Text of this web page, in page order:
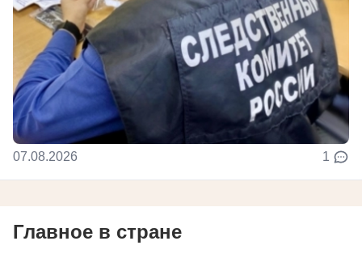
07.08.2026 1
Главное в стране